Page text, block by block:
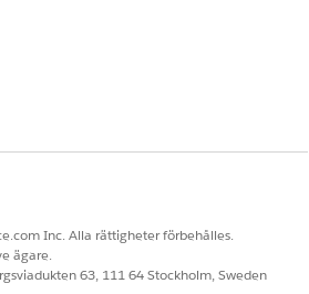
Inc. Alla rättigheter förbehålles.
ägare.
63, 111 64 Stockholm, Sweden